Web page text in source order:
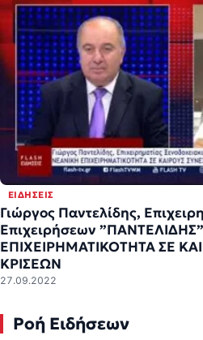
ΕΙΔΉΣΕΙΣ
Γιώργος Παντελίδης,
Επιχειρήσεων
ΕΠΙΧΕΙΡΗΜΑΤΙΚΟΤΗΤΑ ΣΕ
ΚΡΙΣΕΩΝ
27.09.2022
Ροή Ειδήσεων